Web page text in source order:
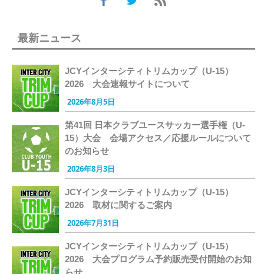
最新ニュース
JCYインターシティトリムカップ（U-15）
2026 大会速報サイトについて
2026年8月5日
第41回 日本クラブユースサッカー選手権（U-
15）大会 会場アクセス／応援ルールについて
のお知らせ
2026年8月3日
JCYインターシティトリムカップ（U-15）
2026 取材に関するご案内
2026年7月31日
JCYインターシティトリムカップ（U-15）
2026 大会プログラム予約販売受付開始のお知